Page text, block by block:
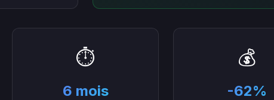
⏱️
6 mois
💰
-62%